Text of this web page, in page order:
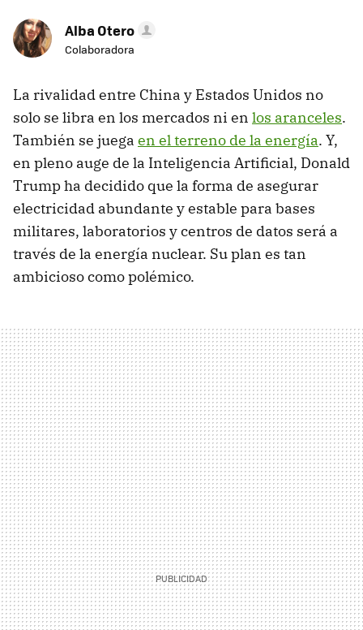
Alba Otero
Colaboradora
La rivalidad entre China y Estados Unidos no
solo se libra en los mercados ni en los aranceles.
También se juega en el terreno de la energía. Y,
en pleno auge de la Inteligencia Artificial, Donald
Trump ha decidido que la forma de asegurar
electricidad abundante y estable para bases
militares, laboratorios y centros de datos será a
través de la energía nuclear. Su plan es tan
ambicioso como polémico.